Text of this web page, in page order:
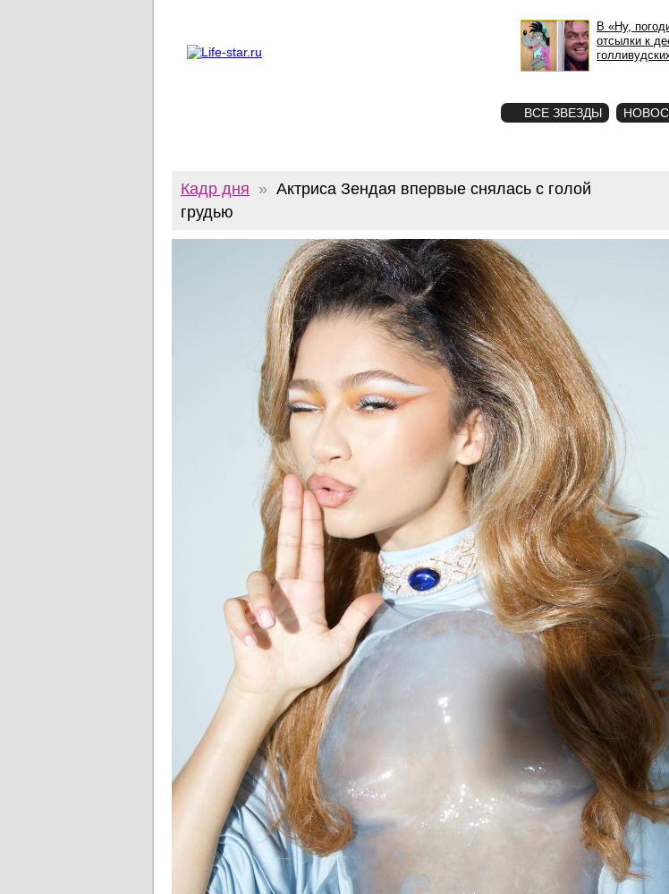
В «Ну,
отсылки к
ВСЕ ЗВЕЗДЫ
Кадр дня » Актриса Зендая впервые снялась с голой
грудью